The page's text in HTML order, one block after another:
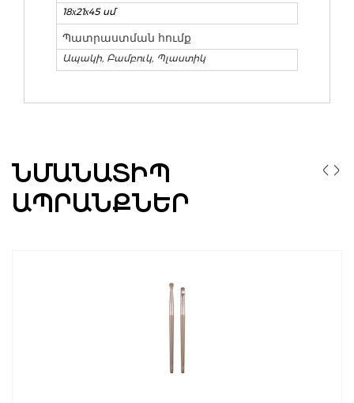
18х21х45 սմ
Պատրաստման հումք
Ապակի, Բամբուկ, Պլաստիկ
ՆՄԱՆԱՏԻՊ
ԱՊՐԱՆՔՆԵՐ